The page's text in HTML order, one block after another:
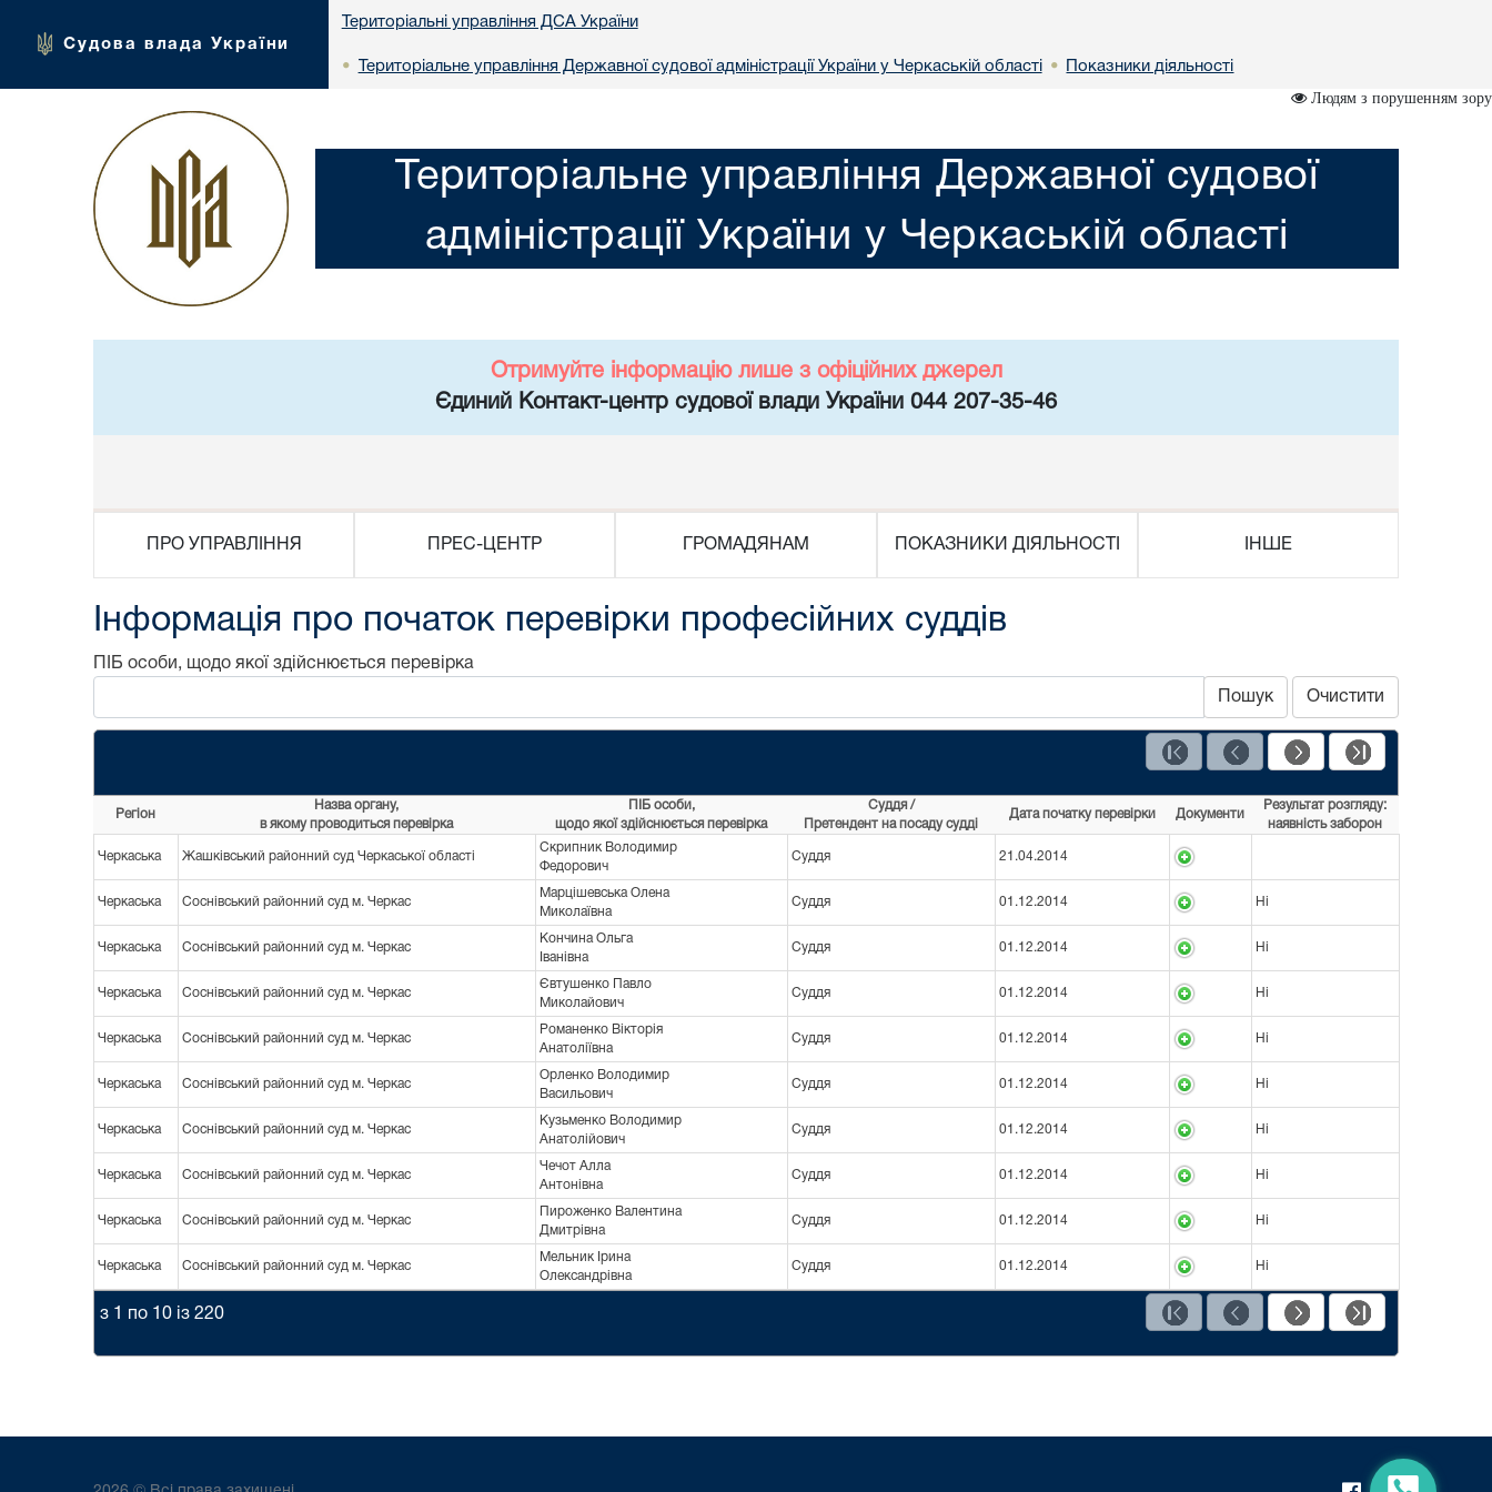
Судова влада України
Територіальні управління ДСА України
• Територіальне управління Державної судової адміністрації України у Черкаській областi • Показники діяльності
Людям з порушенням зору
Територіальне управління Державної судової
адміністрації України у Черкаській областi
Отримуйте інформацію лише з офіційних джерел
Єдиний Контакт-центр судової влади України 044 207-35-46
ПРО УПРАВЛІННЯ ПРЕС-ЦЕНТР ГРОМАДЯНАМ ПОКАЗНИКИ ДІЯЛЬНОСТІ ІНШЕ
Інформація про початок перевірки професійних суддів
ПІБ особи, щодо якої здійснюється перевірка
Пошук Очистити
Регіон
Назва органу,
в якому проводиться перевірка
ПІБ особи,
щодо якої здійснюється перевірка
Суддя /
Претендент на посаду судді
Дата початку перевірки Документи
Результат розгляду:
наявність заборон
Черкаська Жашківський районний суд Черкаської області
Скрипник Володимир
Федорович
Суддя 21.04.2014
Черкаська Соснівський районний суд м. Черкас
Марцішевська Олена
Миколаївна
Суддя 01.12.2014 Ні
Черкаська Соснівський районний суд м. Черкас
Кончина Ольга
Іванівна
Суддя 01.12.2014 Ні
Черкаська Соснівський районний суд м. Черкас
Євтушенко Павло
Миколайович
Суддя 01.12.2014 Ні
Черкаська Соснівський районний суд м. Черкас
Романенко Вікторія
Анатоліївна
Суддя 01.12.2014 Ні
Черкаська Соснівський районний суд м. Черкас
Орленко Володимир
Васильович
Суддя 01.12.2014 Ні
Черкаська Соснівський районний суд м. Черкас
Кузьменко Володимир
Анатолійович
Суддя 01.12.2014 Ні
Черкаська Соснівський районний суд м. Черкас
Чечот Алла
Антонівна
Суддя 01.12.2014 Ні
Черкаська Соснівський районний суд м. Черкас
Пироженко Валентина
Дмитрівна
Суддя 01.12.2014 Ні
Черкаська Соснівський районний суд м. Черкас
Мельник Ірина
Олександрівна
Суддя 01.12.2014 Ні
з 1 по 10 із 220